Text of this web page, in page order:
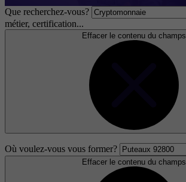
Que recherchez-vous?
métier, certification...
Effacer le contenu du champs
Où voulez-vous vous former?
Effacer le contenu du champs